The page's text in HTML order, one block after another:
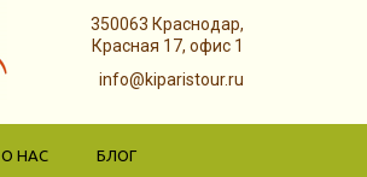
350063 Краснодар,
Красная 17, офис 1
info@kiparistour.ru
Skip to
content
О НАС БЛОГ